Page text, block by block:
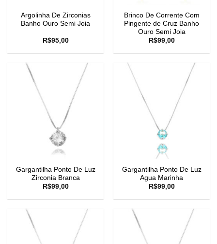
Argolinha De Zirconias
Banho Ouro Semi Joia
R$95,00
Brinco De Corrente Com
Pingente de Cruz Banho
Ouro Semi Joia
R$99,00
Gargantilha Ponto De Luz
Zirconia Branca
R$99,00
Gargantilha Ponto De Luz
Agua Marinha
R$99,00